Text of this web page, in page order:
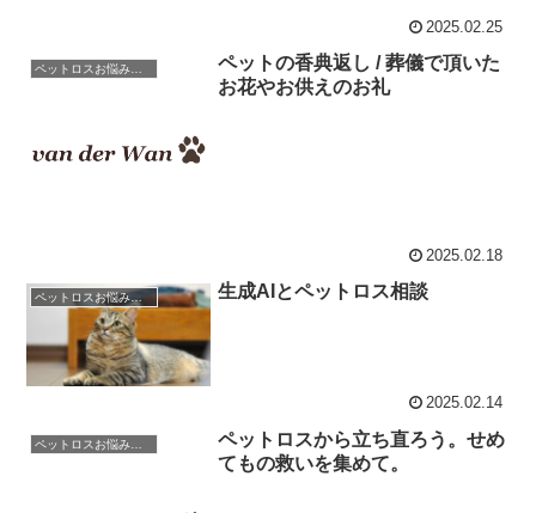
2025.02.25
ペットロスお悩み相談室 / 良くある相談と克服のアドバイス
ペットの香典返し / 葬儀で頂いた
お花やお供えのお礼
2025.02.18
ペットロスお悩み相談室 / 良くある相談と克服のアドバイス 生成AIとペットロス相談
2025.02.14
ペットロスお悩み相談室 / 良くある相談と克服のアドバイス
ペットロスから立ち直ろう。せめ
てもの救いを集めて。